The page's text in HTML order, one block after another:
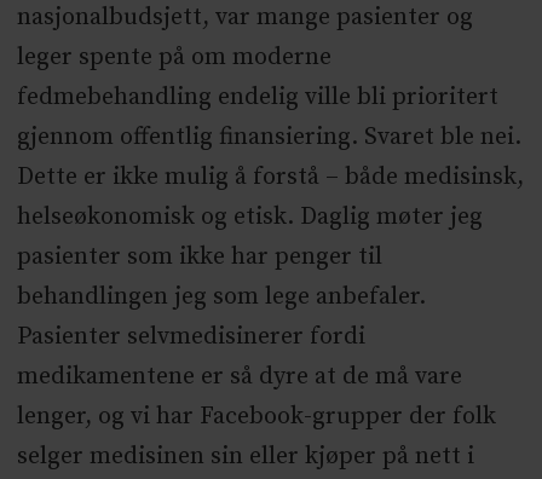
nasjonalbudsjett, var mange pasienter og
leger spente på om moderne
fedmebehandling endelig ville bli prioritert
gjennom offentlig finansiering. Svaret ble nei.
Dette er ikke mulig å forstå – både medisinsk,
helseøkonomisk og etisk. Daglig møter jeg
pasienter som ikke har penger til
behandlingen jeg som lege anbefaler.
Pasienter selvmedisinerer fordi
medikamentene er så dyre at de må vare
lenger, og vi har Facebook-grupper der folk
selger medisinen sin eller kjøper på nett i